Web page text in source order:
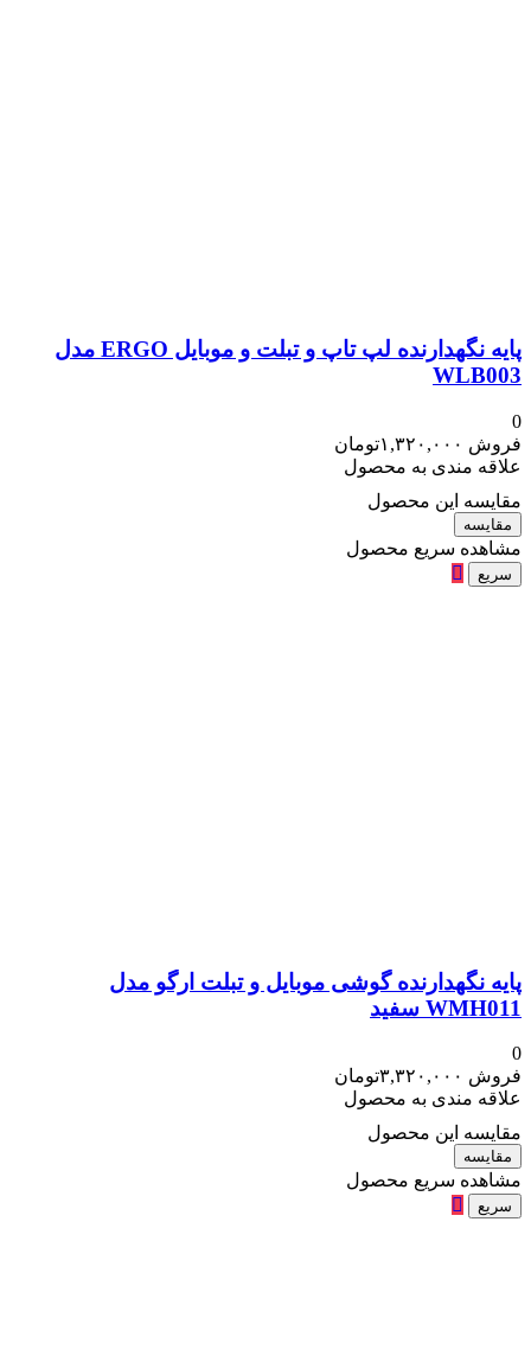
پایه نگهدارنده لپ تاپ و تبلت و موبایل ERGO مدل
WLB003
0
فروش ۱,۳۲۰,۰۰۰تومان
علاقه مندی به محصول
مقایسه این محصول
مقایسه
مشاهده سریع محصول
سریع
پایه نگهدارنده گوشی موبایل و تبلت ارگو مدل
WMH011 سفید
0
فروش ۳,۳۲۰,۰۰۰تومان
علاقه مندی به محصول
مقایسه این محصول
مقایسه
مشاهده سریع محصول
سریع